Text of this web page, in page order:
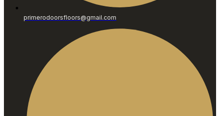
primerodoorsfloors@gmail.com